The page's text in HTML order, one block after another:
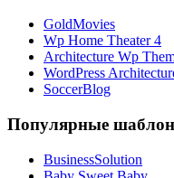
GoldMovies
Wp Home Theater 4
Architecture Wp
WordPress
SoccerBlog
Популярные
BusinessSolution